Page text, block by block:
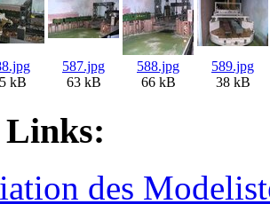
kB
587.jpg
63 kB
588.jpg
66 kB
589.jpg
38 kB
Links:
des